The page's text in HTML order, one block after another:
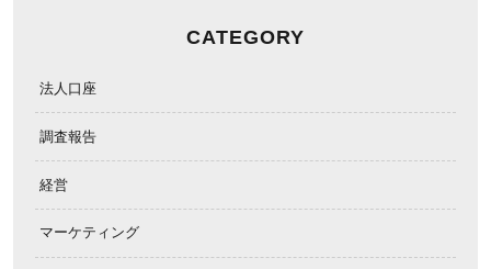
CATEGORY
法人口座
調査報告
経営
マーケティング